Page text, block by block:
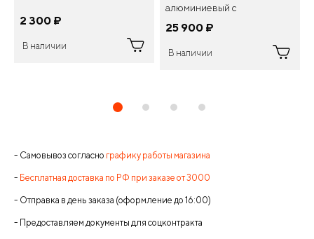
2 300 ¤
В наличии
алюминиевый с
универсальной головой для
25 900 ¤
В наличии
- Самовывоз согласно графику работы магазина
- Бесплатная доставка по РФ при заказе от 3000
- Отправка в день заказа (оформление до 16:00)
- Предоставляем документы для соцконтракта